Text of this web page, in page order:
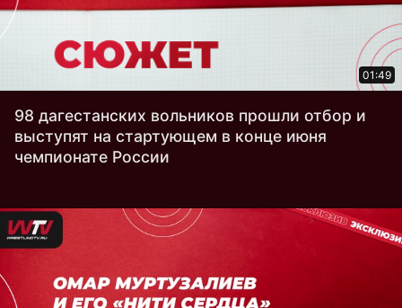
01:49
98 дагестанских вольников прошли отбор и
выступят на стартующем в конце июня
чемпионате России